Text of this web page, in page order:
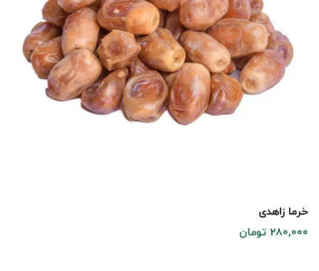
خرما زاهدی
280,000 تومان